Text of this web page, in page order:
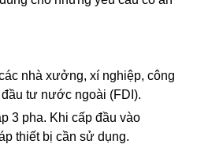
nhà xưởng, xí nghiệp, công
tư nước ngoài (FDI).
3 pha. Khi cấp đầu vào
thiết bị cần sử dụng.